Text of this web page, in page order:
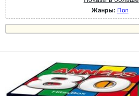
Жанры: Поп